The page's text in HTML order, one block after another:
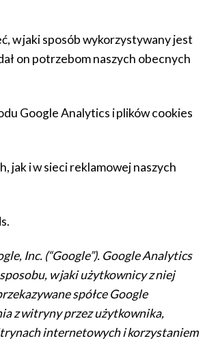
w jaki sposób wykorzystywany jest
on potrzebom naszych obecnych
Google Analytics i plików cookies
jak i w sieci reklamowej naszych
.
Inc. (“Google”). Google Analytics
w jaki użytkownicy z niej
spółce Google
z witryny przez użytkownika,
internetowych i korzystaniem